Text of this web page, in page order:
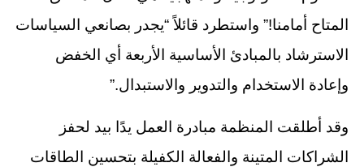
المتاح أمامنا!” واستطرد قائلاً “يجدر بصانعي السياسات
الاسترشاد بالمبادئ الأساسية الأربعة أي الخفض
وإعادة الاستخدام والتدوير والاستبدال.”
وقد أطلقت المنظمة مبادرة العمل يدًا بيد لحفز
الشراكات المتينة والفعالة الكفيلة بتحسين الطاقات